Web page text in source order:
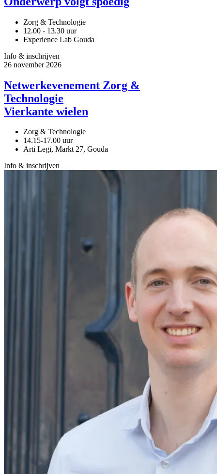
Zorg & Technologie
12.00 - 13.30 uur
Experience Lab Gouda
Info & inschrijven
26 november 2026
Netwerkevenement Zorg &
Technologie
Vierkante wielen
Zorg & Technologie
14.15-17.00 uur
Arti Legi, Markt 27, Gouda
Info & inschrijven